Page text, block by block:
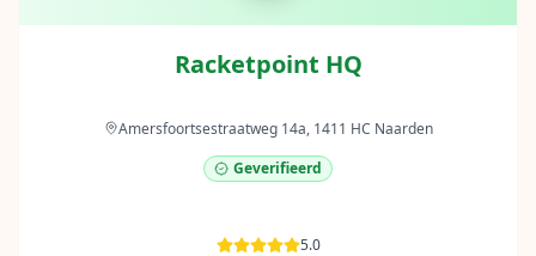
Racketpoint HQ
Amersfoortsestraatweg 14a, 1411 HC Naarden
Geverifieerd
5.0